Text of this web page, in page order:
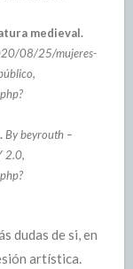
medieval.
08/25/mujeres-
By beyrouth –
2.0,
dudas de si, en
artística.